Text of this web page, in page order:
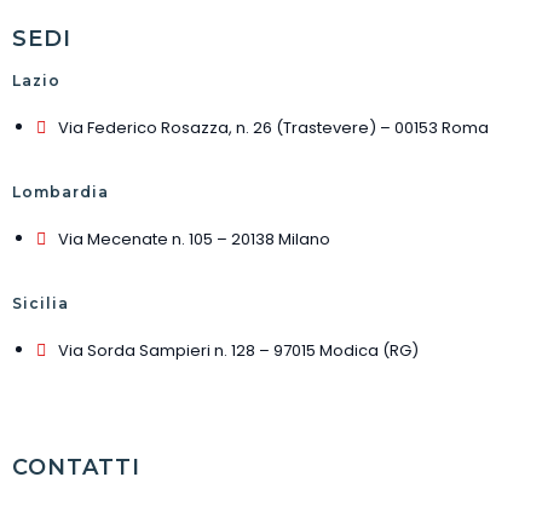
SEDI
Lazio
Via Federico Rosazza, n. 26 (Trastevere) – 00153 Roma
Lombardia
Via Mecenate n. 105 – 20138 Milano
Sicilia
Via Sorda Sampieri n. 128 – 97015 Modica (RG)
CONTATTI